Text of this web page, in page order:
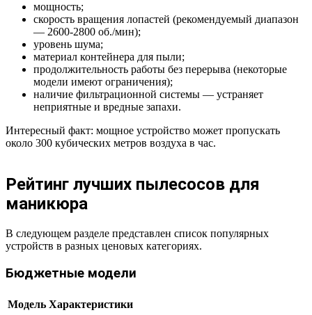
мощность;
скорость вращения лопастей (рекомендуемый диапазон
— 2600-2800 об./мин);
уровень шума;
материал контейнера для пыли;
продолжительность работы без перерыва (некоторые
модели имеют ограничения);
наличие фильтрационной системы — устраняет
неприятные и вредные запахи.
Интересный факт: мощное устройство может пропускать
около 300 кубических метров воздуха в час.
Рейтинг лучших пылесосов для
маникюра
В следующем разделе представлен список популярных
устройств в разных ценовых категориях.
Бюджетные модели
Модель Характеристики